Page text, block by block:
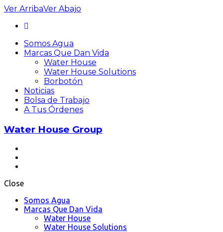
Ver ArribaVer Abajo
Somos Agua
Marcas Que Dan Vida
Water House
Water House Solutions
Borbotón
Noticias
Bolsa de Trabajo
A Tus Órdenes
Water House Group
Close
Somos Agua
Marcas Que Dan Vida
Water House
Water House Solutions